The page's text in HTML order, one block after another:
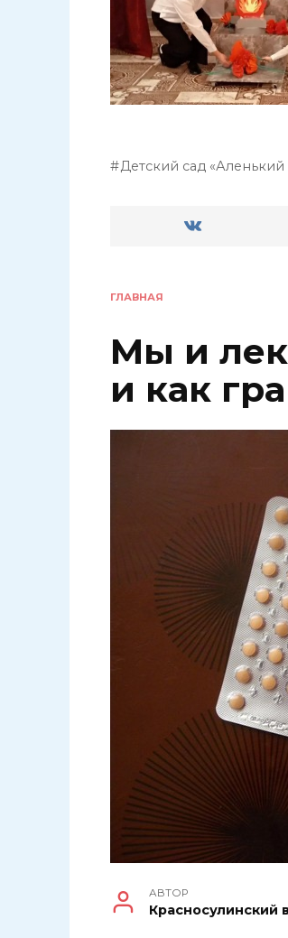
Детский сад «Аленький
ГЛАВНАЯ
Мы и
и как
АВТОР
Красносулинский